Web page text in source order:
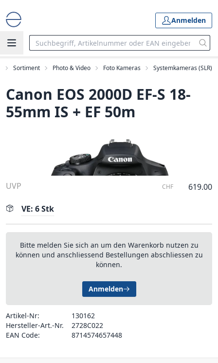
Anmelden
Sortiment Photo & Video Foto Kameras Systemkameras (SLR)
Canon EOS 2000D EF-S 18-
55mm IS + EF 50m
UVP CHF 619.00
VE: 6 Stk
Bitte melden Sie sich an um den Warenkorb nutzen zu
können und anschliessend Bestellungen abschliessen zu
können.
Anmelden
Artikel-Nr:
130162
Hersteller-Art.-Nr.
2728C022
EAN Code:
8714574657448